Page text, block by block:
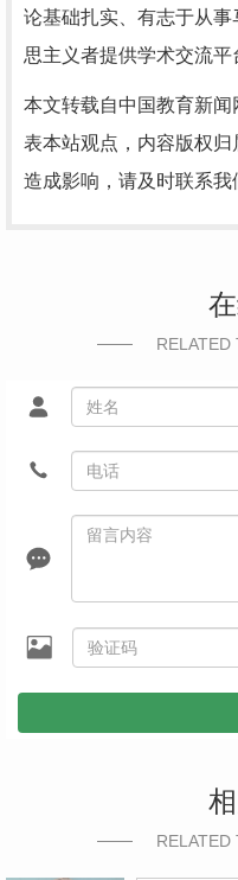
论基础扎实、有志于从
思主义者提供学术交流平
本文转载自中国教育新
表本站观点，内容版权
造成影响，请及时联系我
RELATED
RELATED